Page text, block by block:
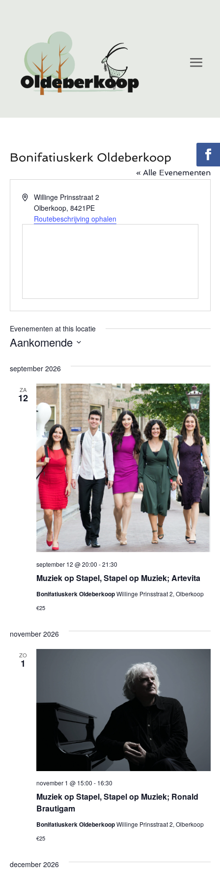
Bonifatiuskerk Oldeberkoop
« Alle Evenementen
AdresWillinge Prinsstraat 2
Olberkoop, 8421PE
Routebeschrijving ophalen
Evenementen at this locatie
Aankomende
een
september 2026
ZA
12
Muziek op Stapel, Stapel op Muziek; Artevita
september 12 @ 20:00 -21:30
Bonifatiuskerk OldeberkoopWillinge Prinsstraat 2, Olberkoop
€25
november 2026
ZO
1
Muziek op Stapel, Stapel op Muziek; Ronald
Brautigam
november 1 @ 15:00 - 16:30
Bonifatiuskerk OldeberkoopWillinge Prinsstraat 2, Olberkoop
€25
december 2026